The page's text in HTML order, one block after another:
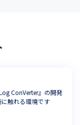
ConVerter』の開発
触れる環境です